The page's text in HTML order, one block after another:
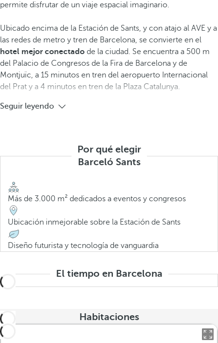
permite disfrutar de un viaje espacial imaginario.
Ubicado encima de la Estación de Sants, y con atajo al AVE y a
las redes de metro y tren de Barcelona, se convierte en el
hotel mejor conectado de la ciudad. Se encuentra a 500 m
del Palacio de Congresos de la Fira de Barcelona y de
Montjuïc, a 15 minutos en tren del aeropuerto Internacional
del Prat y a 4 minutos en tren de la Plaza Catalunya.
Seguir leyendo
Por qué elegir
Barceló Sants
Más de 3.000 m² dedicados a eventos y congresos
Ubicación inmejorable sobre la Estación de Sants
Diseño futurista y tecnología de vanguardia
El tiempo en Barcelona
Habitaciones